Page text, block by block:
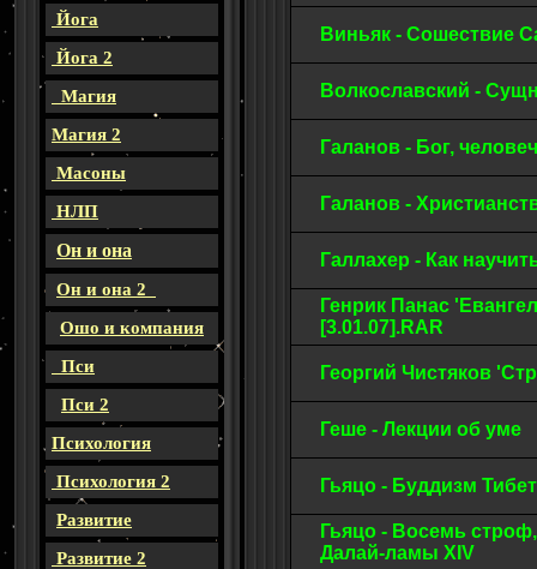
Йога
Йога 2
Магия
Магия 2
Масоны
НЛП
Он и она
Он и она 2
Ошо и компания
Пси
Пси 2
Психология
Психология 2
Развитие
Развитие 2
Виньяк - Сошествие
Волкославский -
Галанов - Бог,
Галанов -
Галлахер - Как
Генрик Панас
[3.01.07].RAR
Георгий Чистяков
Геше - Лекции об уме
Гьяцо - Буддизм
Гьяцо - Восемь
Далай-ламы XIV